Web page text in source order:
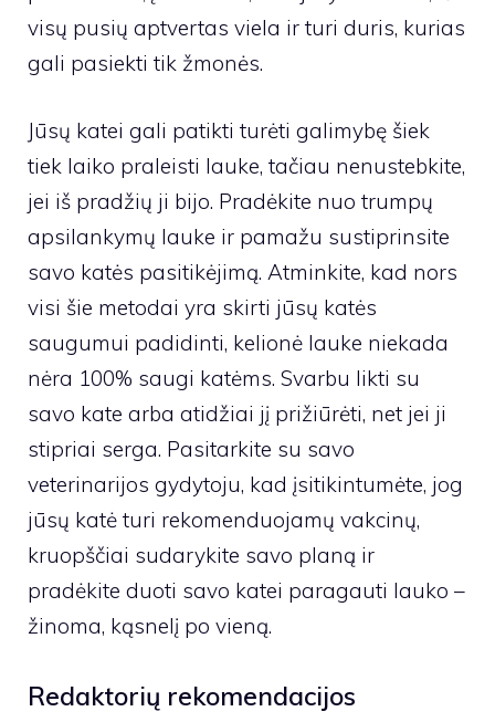
visų pusių aptvertas viela ir turi duris, kurias
gali pasiekti tik žmonės.
Jūsų katei gali patikti turėti galimybę šiek
tiek laiko praleisti lauke, tačiau nenustebkite,
jei iš pradžių ji bijo. Pradėkite nuo trumpų
apsilankymų lauke ir pamažu sustiprinsite
savo katės pasitikėjimą. Atminkite, kad nors
visi šie metodai yra skirti jūsų katės
saugumui padidinti, kelionė lauke niekada
nėra 100% saugi katėms. Svarbu likti su
savo kate arba atidžiai jį prižiūrėti, net jei ji
stipriai serga. Pasitarkite su savo
veterinarijos gydytoju, kad įsitikintumėte, jog
jūsų katė turi rekomenduojamų vakcinų,
kruopščiai sudarykite savo planą ir
pradėkite duoti savo katei paragauti lauko –
žinoma, kąsnelį po vieną.
Redaktorių rekomendacijos